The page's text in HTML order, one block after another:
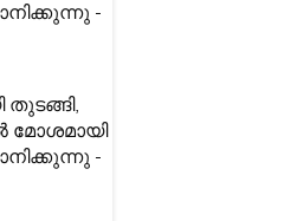
-
തുടങ്ങി,
മോശമായി
-